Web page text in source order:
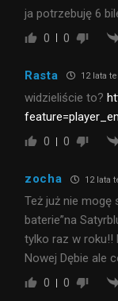
ja potrzebuję 6
0 0
Rasta 12 lata
widzieliście to?
0 0
zocha 12 lata
Też już nie mogę
baterie”na
tylko raz w roku!!
Nowej Dębie ale
0 0